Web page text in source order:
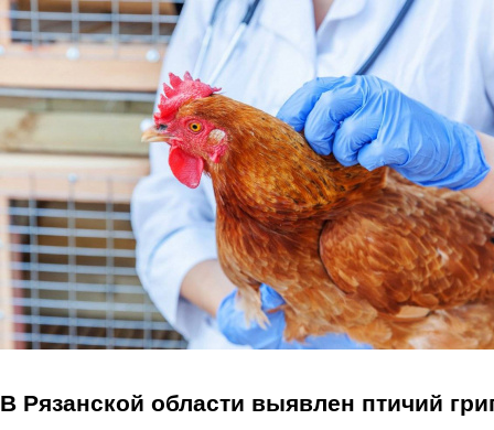
Перейти к основному содержанию
В Рязанской области выявлен птичий